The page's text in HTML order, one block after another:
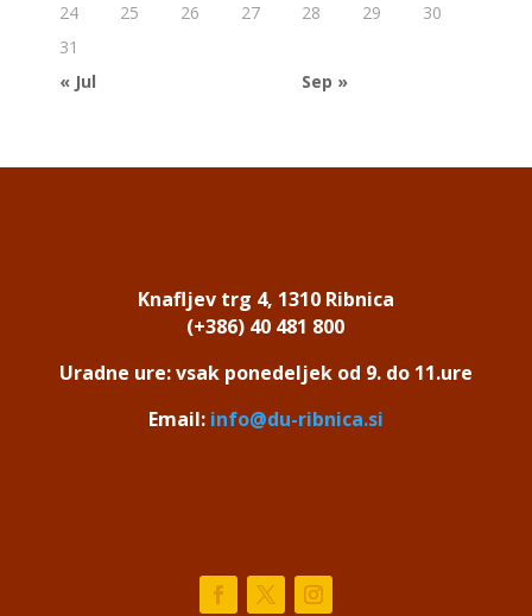
24
25 26 27 28 29
30
31
« Jul
Sep »
Knafljev trg 4, 1310 Ribnica
(+386) 40 481 800
Uradne ure: vsak ponedeljek od 9. do 11.ure
Email: info@du-ribnica.si